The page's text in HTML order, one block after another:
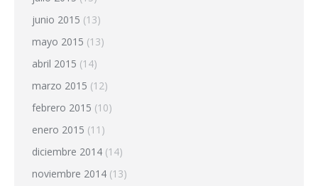
junio 2015 (13)
mayo 2015 (13)
abril 2015 (14)
marzo 2015 (12)
febrero 2015 (10)
enero 2015 (11)
diciembre 2014 (14)
noviembre 2014 (13)